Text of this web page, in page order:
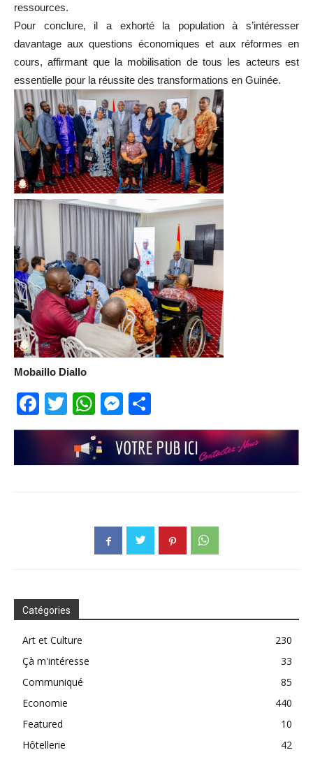
ressources.
Pour conclure, il a exhorté la population à s’intéresser
davantage aux questions économiques et aux réformes en
cours, affirmant que la mobilisation de tous les acteurs est
essentielle pour la réussite des transformations en Guinée.
Mobaillo Diallo
Facebook
TwitterWhatsApp
Messenger
Catégories
Art et Culture
230
Çà m'intéresse
33
Communiqué
85
Economie
440
Featured
10
Hôtellerie
42